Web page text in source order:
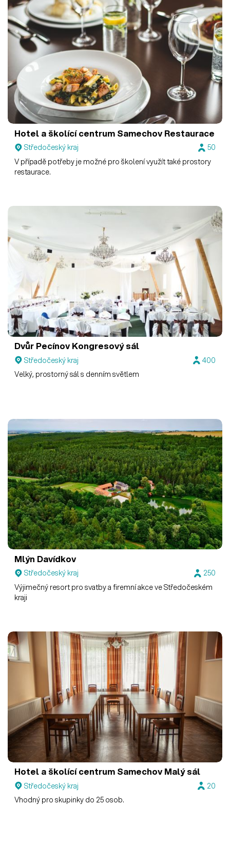
Hotel a školící centrum SamechovRestaurace
Středočeský kraj
50
V případě potřeby je možné pro školení využít také prostory
restaurace.
Dvůr PecínovKongresový sál
Středočeský kraj
400
Velký, prostorný sál s denním světlem
Mlýn Davídkov
Středočeský kraj
250
Výjimečný resort pro svatby a firemní akce ve Středočeském
kraji
Hotel a školící centrum SamechovMalý sál
Středočeský kraj
20
Vhodný pro skupinky do 25 osob.